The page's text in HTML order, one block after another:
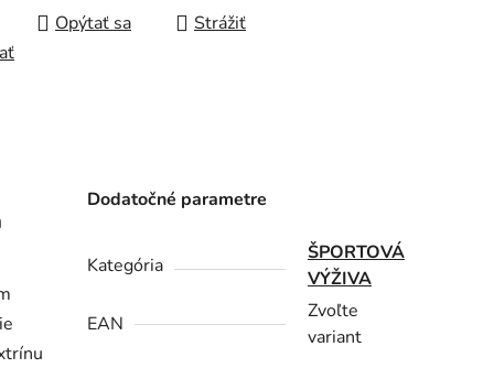
Opýtať sa
Strážiť
Dodatočné parametre
Kategória
ŠPORTOVÁ
VÝŽIVA
EAN
Zvoľte
variant